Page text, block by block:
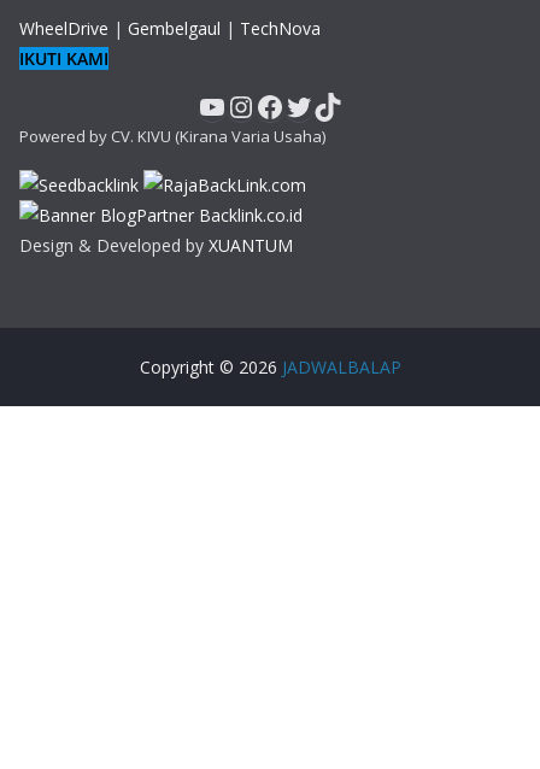
WheelDrive | Gembelgaul | TechNova
IKUTI KAMI
YouTube
Instagram
Facebook
Twitter
TikTok
Powered by CV. KIVU (Kirana Varia Usaha)
Design & Developed by XUANTUM
Copyright © 2026 JADWALBALAP